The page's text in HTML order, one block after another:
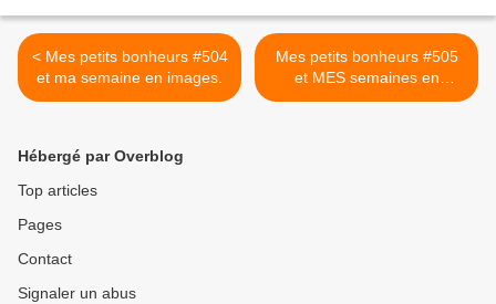
< Mes petits bonheurs #504
et ma semaine en images.
Mes petits bonheurs #505
et MES semaines en
images >
Hébergé par Overblog
Top articles
Pages
Contact
Signaler un abus